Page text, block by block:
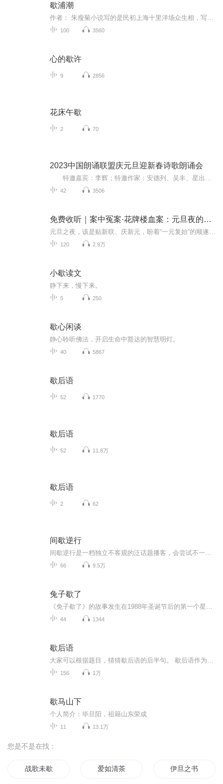
歇浦潮
100 3560
心的歇许
9 2856
花床午歇
2 70
2023中国朗诵联盟庆元旦迎新春诗歌朗诵会
42 3506
免费收听｜案中冤案·花牌楼血案：元旦夜的沉冤与昭雪
120 2.9万
小歇读文
静下来，慢下来。
5 250
歇心闲谈
静心聆听佛法，开启生命中豁达的智慧明灯。
40 5867
歇后语
52 1770
歇后语
52 11.8万
歇后语
2 62
间歇逆行
66 9.5万
兔子歇了
44 1344
歇后语
156 1万
歇马山下
个人简介：毕旦阳，祖籍山东荣成
11 13.1万
您是不是在找：
战歌未歇 爱如清茶 伊旦之书